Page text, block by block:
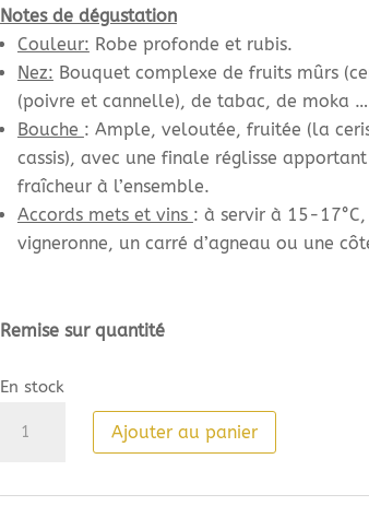
Notes de dégustation
Couleur: Robe profonde et rubis.
Nez: Bouquet complexe de fruits mûrs
(poivre et cannelle), de tabac, de moka …
Bouche : Ample, veloutée, fruitée (la
cassis), avec une finale réglisse
fraîcheur à l’ensemble.
Accords mets et vins : à servir à 15-
vigneronne, un carré d’agneau ou une
Remise sur quantité
En stock
Ajouter au panier